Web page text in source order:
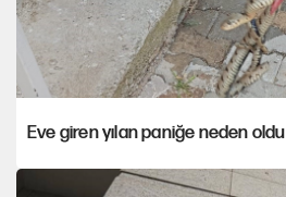
Eve giren yılan paniğe neden oldu